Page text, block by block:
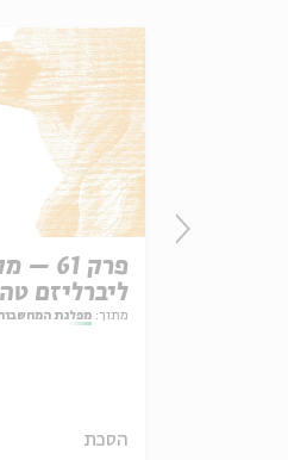
פרק
ליברליזם
מתוך: מפלגת
הסכת